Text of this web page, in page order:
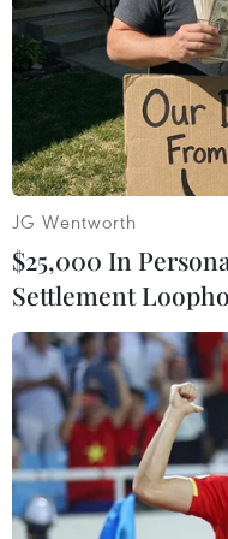
07/08/2026 05:12
Nghệ nhân
thổi sức sống mới
he truyền thống
Sập công trình tại
người tử vong
07/08/2026 01:48
Syria: Nổ xe buýt
Damascus khiến 2
JG Wentworth
$25,000 In
Settlement